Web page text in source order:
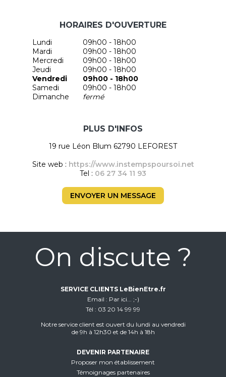
HORAIRES D'OUVERTURE
Lundi
09h00 - 18h00
Mardi
09h00 - 18h00
Mercredi
09h00 - 18h00
Jeudi
09h00 - 18h00
Vendredi
09h00 - 18h00
Samedi
09h00 - 18h00
Dimanche
fermé
PLUS D'INFOS
19 rue Léon Blum 62790 LEFOREST
Site web : https://www.instempspoursoi.net
Tel : 06 27 34 11 93
ENVOYER UN MESSAGE
On discute ?
SERVICE CLIENTS LeBienEtre.fr
Email
Par ici... ;-)
Tél
03 20 14 99 99
Notre service client est ouvert du lundi au vendredi
de 9h à 12h30 et de 14h à 18h
DEVENIR PARTENAIRE
Proposer mon établissement
Témoignages partenaires